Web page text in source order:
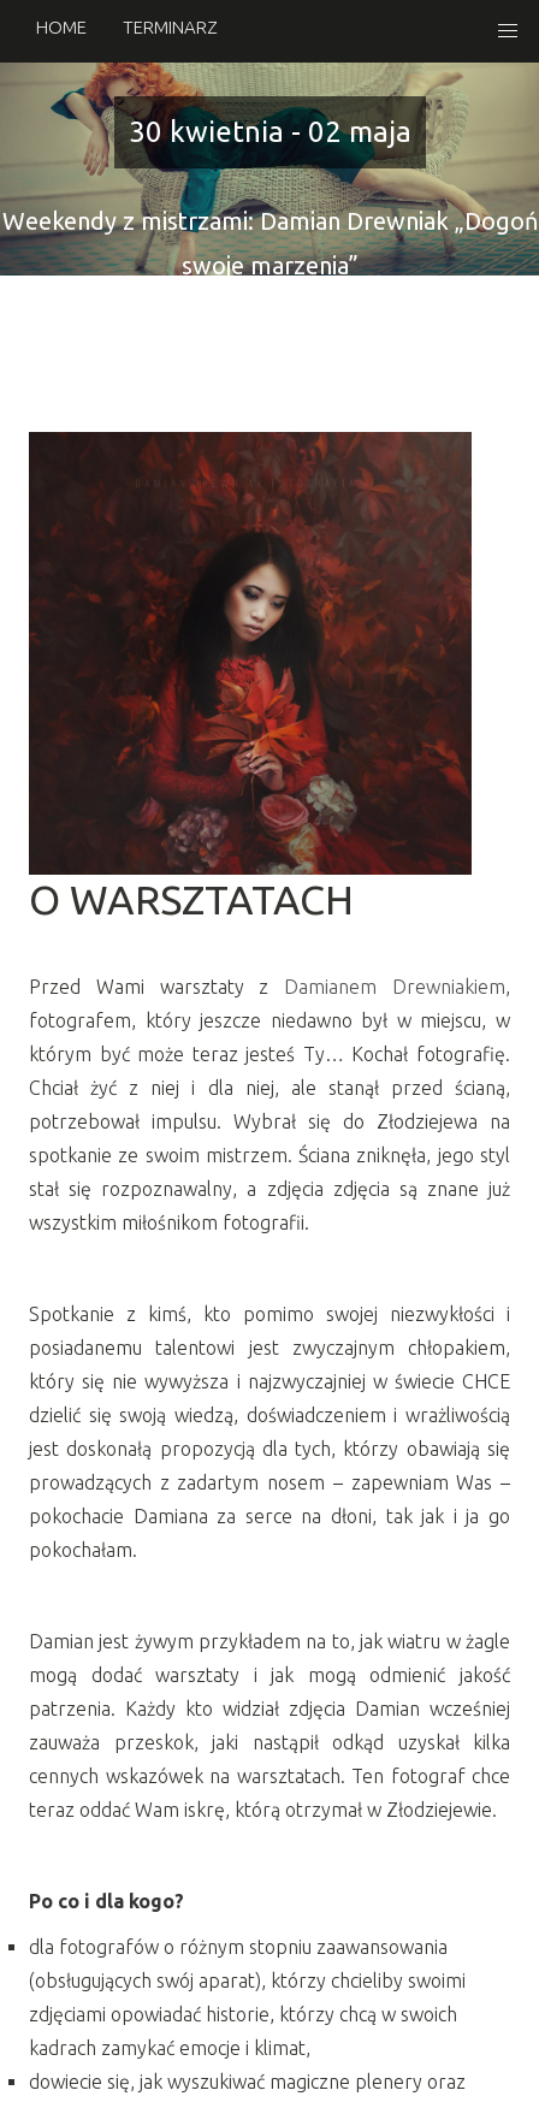
HOME TERMINARZ
30 kwietnia - 02 maja
Weekendy z mistrzami: Damian Drewniak „Dogoń
swoje marzenia”
O WARSZTATACH
Przed Wami warsztaty z Damianem Drewniakiem,
fotografem, który jeszcze niedawno był w miejscu, w
którym być może teraz jesteś Ty… Kochał fotografię.
Chciał żyć z niej i dla niej, ale stanął przed ścianą,
potrzebował impulsu. Wybrał się do Złodziejewa na
spotkanie ze swoim mistrzem. Ściana zniknęła, jego styl
stał się rozpoznawalny, a zdjęcia zdjęcia są znane już
wszystkim miłośnikom fotografii.
Spotkanie z kimś, kto pomimo swojej niezwykłości i
posiadanemu talentowi jest zwyczajnym chłopakiem,
który się nie wywyższa i najzwyczajniej w świecie CHCE
dzielić się swoją wiedzą, doświadczeniem i wrażliwością
jest doskonałą propozycją dla tych, którzy obawiają się
prowadzących z zadartym nosem – zapewniam Was –
pokochacie Damiana za serce na dłoni, tak jak i ja go
pokochałam.
Damian jest żywym przykładem na to, jak wiatru w żagle
mogą dodać warsztaty i jak mogą odmienić jakość
patrzenia. Każdy kto widział zdjęcia Damian wcześniej
zauważa przeskok, jaki nastąpił odkąd uzyskał kilka
cennych wskazówek na warsztatach. Ten fotograf chce
teraz oddać Wam iskrę, którą otrzymał w Złodziejewie.
Po co i dla kogo?
dla fotografów o różnym stopniu zaawansowania
(obsługujących swój aparat), którzy chcieliby swoimi
zdjęciami opowiadać historie, którzy chcą w swoich
kadrach zamykać emocje i klimat,
dowiecie się, jak wyszukiwać magiczne plenery oraz